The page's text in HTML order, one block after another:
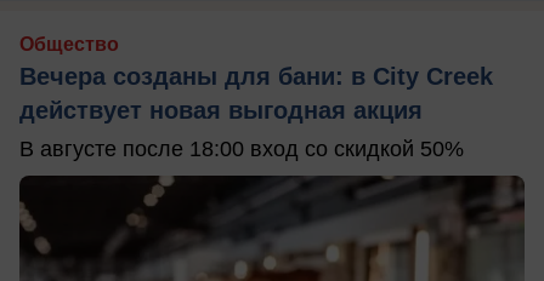
Общество
Вечера созданы для бани: в City Creek
действует новая выгодная акция
В августе после 18:00 вход со скидкой 50%